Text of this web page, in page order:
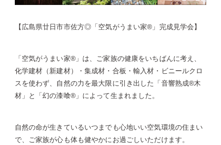
【広島県廿日市市佐方◎「空気がうまい家®」完成見学会】
「空気がうまい家®」は、ご家族の健康をいちばんに考え、
化学建材（新建材）・集成材・合板・輸入材・ビニールクロ
スを使わず、自然の力を最大限に引き出した「音響熟成®木
材」と「幻の漆喰®」によって生まれました。
自然の命が生きているいつまでも心地いい空気環境の住まい
で、ご家族が心も体も健やかにお過ごしいただけます。